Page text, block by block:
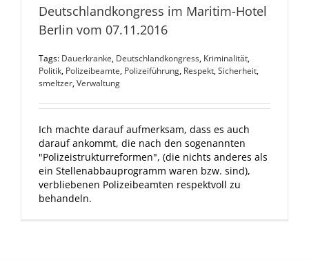
Deutschlandkongress im Maritim-Hotel
Berlin vom 07.11.2016
Tags: Dauerkranke, Deutschlandkongress, Kriminalität,
Politik, Polizeibeamte, Polizeiführung, Respekt,Sicherheit,
smeltzer,Verwaltung
Ich machte darauf aufmerksam, dass es auch
darauf ankommt, die nach den sogenannten
"Polizeistrukturreformen", (die nichts anderes als
ein Stellenabbauprogramm waren bzw. sind),
verbliebenen Polizeibeamten respektvoll zu
behandeln.